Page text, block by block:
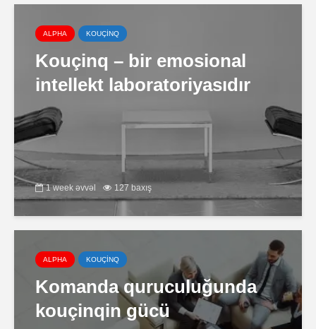
ALPHA KOUÇİNQ
Kouçinq – bir emosional
intellekt laboratoriyasıdır
1 week əvvəl 127 baxış
ALPHA KOUÇİNQ
Komanda quruculuğunda
kouçinqin gücü